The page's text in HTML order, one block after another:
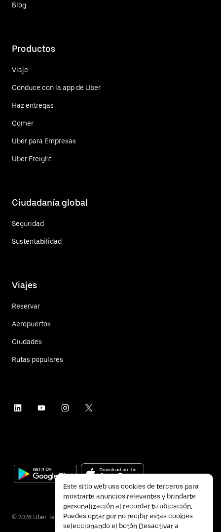
Blog
Productos
Viaje
Conduce con la app de Uber
Haz entregas
Comer
Uber para Empresas
Uber Freight
Ciudadanía global
Seguridad
Sustentabilidad
Viajes
Reservar
Aeropuertos
Ciudades
Rutas populares
© 2026 Uber Technologies Inc.
Este sitio web usa cookies de terceros para
mostrarte anuncios relevantes y brindarte
personalización al recordar tu ubicación.
Puedes optar por no recibir estas cookies
seleccionando el botón Desactivar a